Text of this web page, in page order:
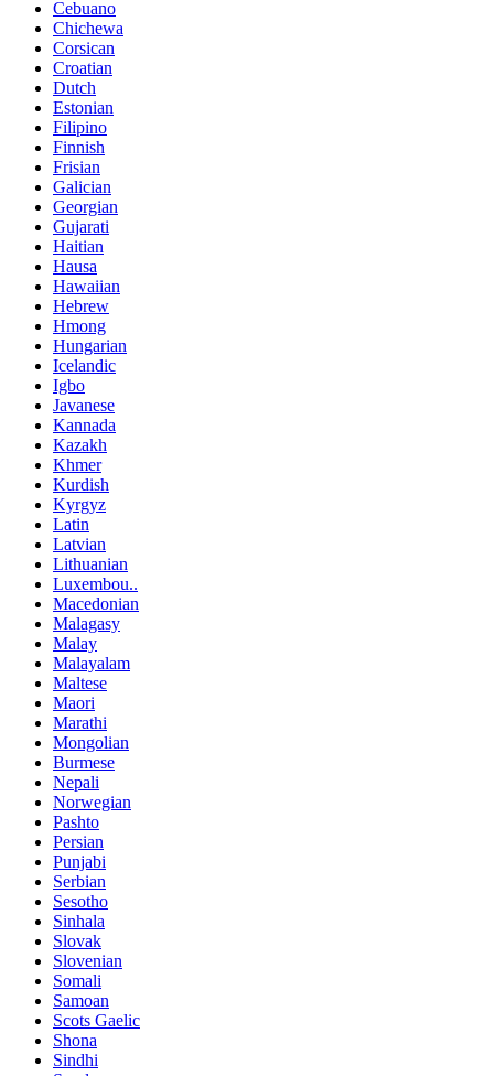
Cebuano
Chichewa
Corsican
Croatian
Dutch
Estonian
Filipino
Finnish
Frisian
Galician
Georgian
Gujarati
Haitian
Hausa
Hawaiian
Hebrew
Hmong
Hungarian
Icelandic
Igbo
Javanese
Kannada
Kazakh
Khmer
Kurdish
Kyrgyz
Latin
Latvian
Lithuanian
Luxembou..
Macedonian
Malagasy
Malay
Malayalam
Maltese
Maori
Marathi
Mongolian
Burmese
Nepali
Norwegian
Pashto
Persian
Punjabi
Serbian
Sesotho
Sinhala
Slovak
Slovenian
Somali
Samoan
Scots Gaelic
Shona
Sindhi